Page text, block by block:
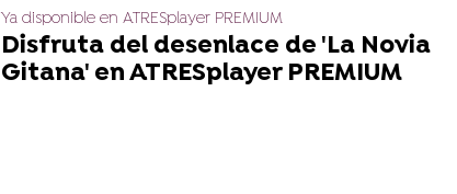
Ya disponible en ATRESplayer PREMIUM
Disfruta del desenlace de 'La Novia
Gitana' en ATRESplayer PREMIUM